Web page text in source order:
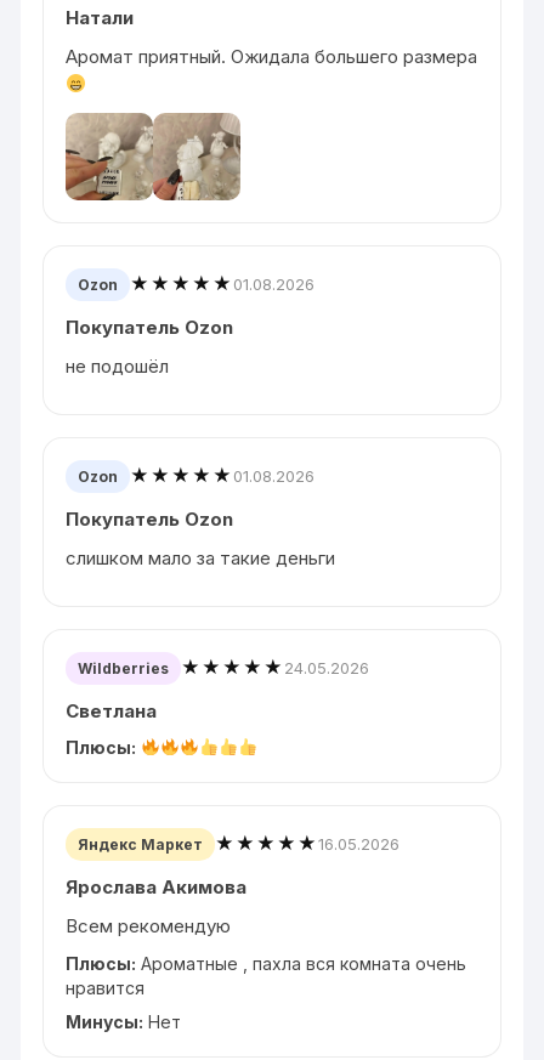
Натали
Аромат приятный. Ожидала большего размера
Ozon ★★★★★ 01.08.2026
Покупатель Ozon
не подошёл
Ozon ★★★★★ 01.08.2026
Покупатель Ozon
слишком мало за такие деньги
Wildberries ★★★★★ 24.05.2026
Светлана
Плюсы:
Яндекс Маркет ★★★★★16.05.2026
Ярослава Акимова
Всем рекомендую
Плюсы: Ароматные , пахла вся комната очень
нравится
Минусы: Нет